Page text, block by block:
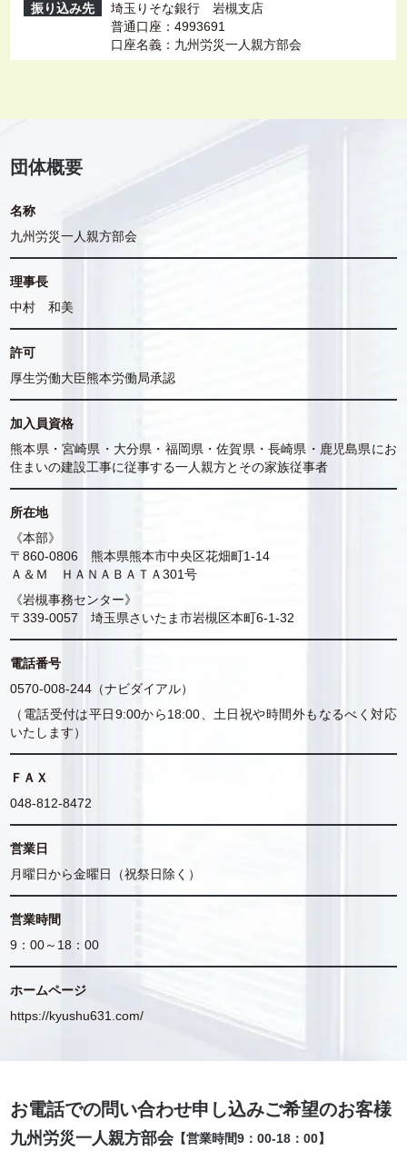
振り込み先
埼玉りそな銀行 岩槻支店
普通口座：4993691
口座名義：九州労災一人親方部会
団体概要
名称
九州労災一人親方部会
理事長
中村 和美
許可
厚生労働大臣熊本労働局承認
加入員資格
熊本県・宮崎県・大分県・福岡県・佐賀県・長崎県・鹿児島県にお
住まいの建設工事に従事する一人親方とその家族従事者
所在地
《本部》
〒860-0806 熊本県熊本市中央区花畑町1-14
Ａ＆Ｍ ＨＡＮＡＢＡＴＡ301号
《岩槻事務センター》
〒339-0057 埼玉県さいたま市岩槻区本町6-1-32
電話番号
0570-008-244（ナビダイアル）
（電話受付は平日9:00から18:00、土日祝や時間外もなるべく対応
いたします）
ＦＡＸ
048-812-8472
営業日
月曜日から金曜日（祝祭日除く）
営業時間
9：00～18：00
ホームページ
https://kyushu631.com/
お電話での問い合わせ申し込みご希望のお客様
九州労災一人親方部会【営業時間9：00-18：00】